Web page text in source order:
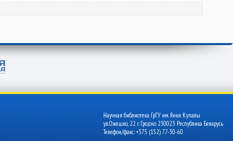
Научная библиотека ГрГУ им. Янки Купалы
ул.Ожешко, 22 г. Гродно 230023 Республика Беларусь
Телефон/факс: +375 (152) 77-30-60